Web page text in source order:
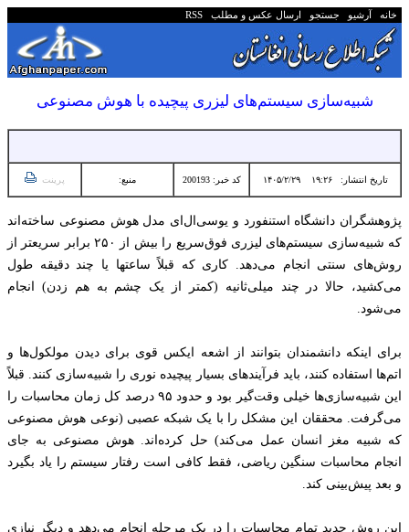
خانه آرشیو جستجو ارسال عکس و مطلب RSS
شبیه‌سازی سیستم‌های لیزری پیچیده با هوش مصنوعی
تاریخ انتشار:۱۹:۲۶ ۱۴۰۵/۲/۲۹ کد خبر: 200193 منبع: پرینت
پژوهشگران دانشگاه استنفورد و یو‌سی‌ال‌ای مدل هوش مصنوعی ساخته‌اند
که شبیه‌سازی سیستم‌های لیزری فوق‌سریع را بیش از ۲۵۰ برابر سریعتر از
روش‌های سنتی انجام می‌دهد. کاری که قبلاً ساعتها یا چند دقیقه طول
می‌کشید، حالا در چند میلی‌ثانیه (کمتر از یک چشم به هم زدن) انجام
می‌شود.
برای اینکه دانشمندان بتوانند از اشعه ایکس قوی برای دیدن مولکول‌ها و
اتم‌ها استفاده کنند، باید فرآیندهای بسیار پیچیده نوری را شبیه‌سازی کنند. قبلاً
این شبیه‌سازی‌ها خیلی وقت‌گیر بود و حدود ۹۵ درصد کل زمان محاسبات را
می‌گرفت. محققان این مشکل را با یک شبکه عصبی (نوعی هوش مصنوعی
که شبیه مغز انسان عمل می‌کند) حل کرده‌اند. هوش مصنوعی به جای
انجام محاسبات سنگین ریاضی، فقط کافی است رفتار سیستم را یاد بگیرد
و بعد پیش‌بینی کند.
این روش جدید تمام محاسبات را در یک مرحله انجام می‌دهد و دیگر نیازی